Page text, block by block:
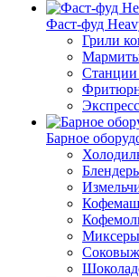
Фаст-фуд
Грили
Станции
Барное
Миксеры